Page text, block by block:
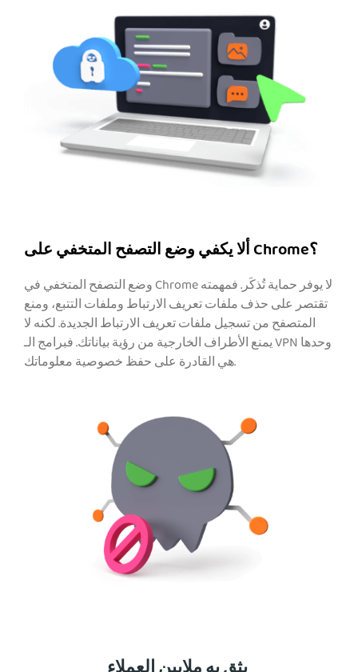
ألا يكفي وضع التصفح المتخفي على Chrome؟
وضع التصفح المتخفي في Chrome لا يوفر حماية تُذكَر. فمهمته
تقتصر على حذف ملفات تعريف الارتباط وملفات التتبع، ومنع
المتصفح من تسجيل ملفات تعريف الارتباط الجديدة. لكنه لا
يمنع الأطراف الخارجية من رؤية بياناتك. فبرامج الـ VPN وحدها
هي القادرة على حفظ خصوصية معلوماتك.